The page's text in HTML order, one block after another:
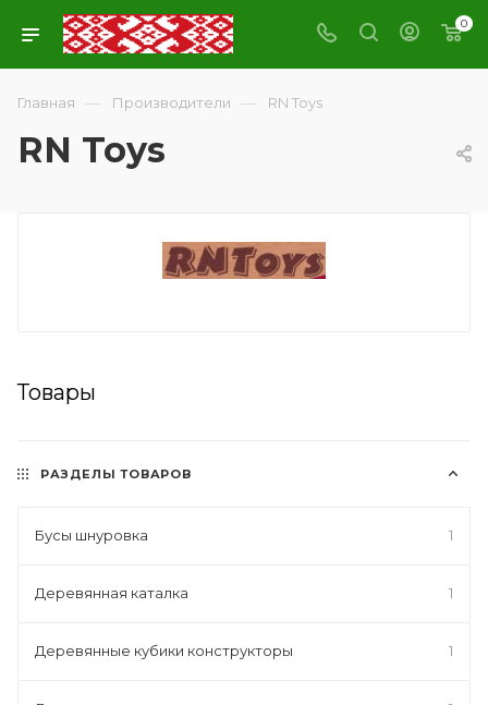
0
Главная — Производители — RN Toys
RN Toys
Товары
РАЗДЕЛЫ ТОВАРОВ
Бусы шнуровка 1
Деревянная каталка 1
Деревянные кубики конструкторы 1